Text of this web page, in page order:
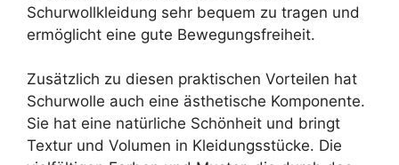
Schurwollkleidung sehr bequem zu tragen und
ermöglicht eine gute Bewegungsfreiheit.
Zusätzlich zu diesen praktischen Vorteilen hat
Schurwolle auch eine ästhetische Komponente.
Sie hat eine natürliche Schönheit und bringt
Textur und Volumen in Kleidungsstücke. Die